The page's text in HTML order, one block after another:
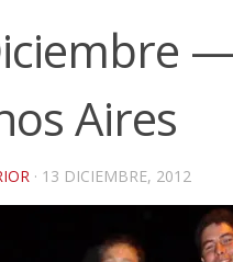
Aires
· 13 DICIEMBRE, 2012